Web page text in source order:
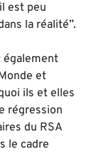
est peu
la réalité”.
également
et
ils et elles
régression
du RSA
le cadre